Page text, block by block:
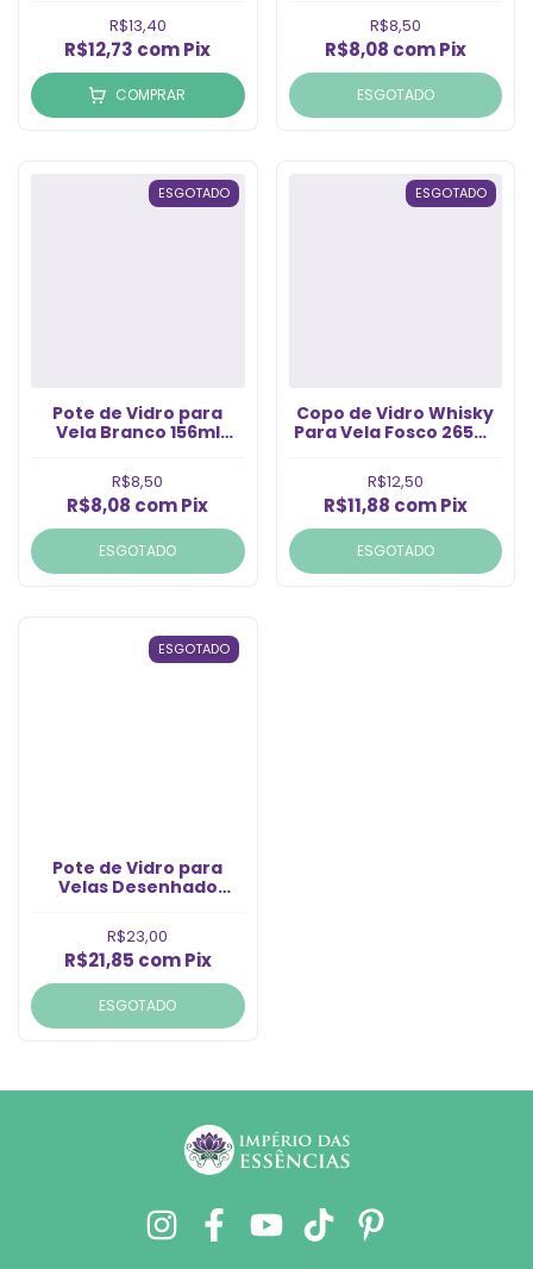
R$13,40
R$12,73 comPix
COMPRAR
R$8,50
R$8,08 com Pix
ESGOTADO
ESGOTADO
Pote de Vidro para
Vela Branco 156ml
R$8,50
R$8,08 comPix
ESGOTADO
ESGOTADO
Copo de Vidro Whisky
Para Vela Fosco 265ml
R$12,50
R$11,88 com Pix
ESGOTADO
ESGOTADO
Pote de Vidro para
Velas Desenhado
R$23,00
R$21,85 com Pix
ESGOTADO